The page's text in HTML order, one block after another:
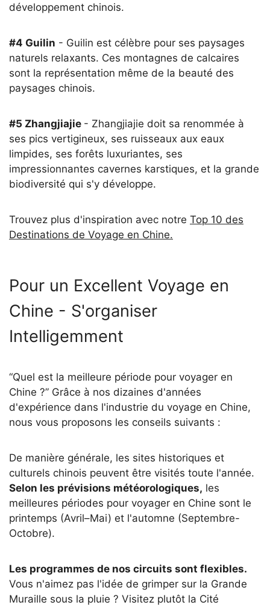
développement chinois.
#4 Guilin - Guilin est célèbre pour ses paysages
naturels relaxants. Ces montagnes de calcaires
sont la représentation même de la beauté des
paysages chinois.
#5 Zhangjiajie - Zhangjiajie doit sa renommée à
ses pics vertigineux, ses ruisseaux aux eaux
limpides, ses forêts luxuriantes, ses
impressionnantes cavernes karstiques, et la grande
biodiversité qui s'y développe.
Trouvez plus d'inspiration avec notre Top 10 des
Destinations de Voyage en Chine.
Pour un Excellent Voyage en
Chine - S'organiser
Intelligemment
“Quel est la meilleure période pour voyager en
Chine ?” Grâce à nos dizaines d'années
d'expérience dans l'industrie du voyage en Chine,
nous vous proposons les conseils suivants :
De manière générale, les sites historiques et
culturels chinois peuvent être visités toute l'année.
Selon les prévisions météorologiques, les
meilleures périodes pour voyager en Chine sont le
printemps (Avril–Mai) et l'automne (Septembre-
Octobre).
Les programmes de nos circuits sont flexibles.
Vous n'aimez pas l'idée de grimper sur la Grande
Muraille sous la pluie ? Visitez plutôt la Cité